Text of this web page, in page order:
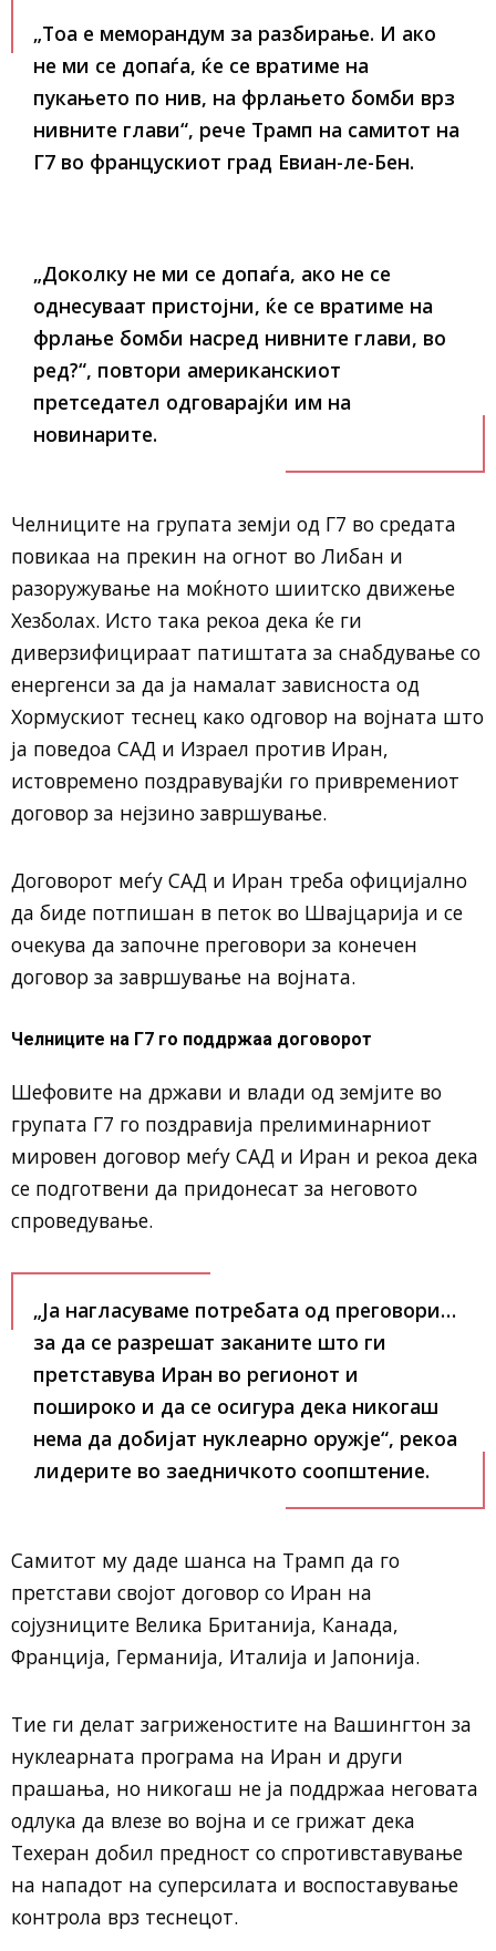
„Тоа е меморандум за разбирање. И ако
не ми се допаѓа, ќе се вратиме на
пукањето по нив, на фрлањето бомби врз
нивните глави“, рече Трамп на самитот на
Г7 во францускиот град Евиан-ле-Бен.
„Доколку не ми се допаѓа, ако не се
однесуваат пристојни, ќе се вратиме на
фрлање бомби насред нивните глави, во
ред?“, повтори американскиот
претседател одговарајќи им на
новинарите.
Челниците на групата земји од Г7 во средата
повикаа на прекин на огнот во Либан и
разоружување на моќното шиитско движење
Хезболах. Исто така рекоа дека ќе ги
диверзифицираат патиштата за снабдување со
енергенси за да ја намалат зависноста од
Хормускиот теснец како одговор на војната што
ја поведоа САД и Израел против Иран,
истовремено поздравувајќи го привремениот
договор за нејзино завршување.
Договорот меѓу САД и Иран треба официјално
да биде потпишан в петок во Швајцарија и се
очекува да започне преговори за конечен
договор за завршување на војната.
Челниците на Г7 го поддржаа договорот
Шефовите на држави и влади од земјите во
групата Г7 го поздравија прелиминарниот
мировен договор меѓу САД и Иран и рекоа дека
се подготвени да придонесат за неговото
спроведување.
„Ја нагласуваме потребата од преговори…
за да се разрешат заканите што ги
претставува Иран во регионот и
пошироко и да се осигура дека никогаш
нема да добијат нуклеарно оружје“, рекоа
лидерите во заедничкото соопштение.
Самитот му даде шанса на Трамп да го
претстави својот договор со Иран на
сојузниците Велика Британија, Канада,
Франција, Германија, Италија и Јапонија.
Тие ги делат загриженостите на Вашингтон за
нуклеарната програма на Иран и други
прашања, но никогаш не ја поддржаа неговата
одлука да влезе во војна и се грижат дека
Техеран добил предност со спротивставување
на нападот на суперсилата и воспоставување
контрола врз теснецот.